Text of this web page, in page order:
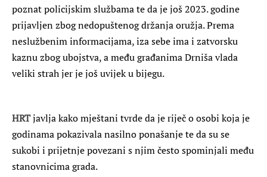
poznat policijskim službama te da je još 2023. godine
prijavljen zbog nedopuštenog držanja oružja. Prema
neslužbenim informacijama, iza sebe ima i zatvorsku
kaznu zbog ubojstva, a među građanima Drniša vlada
veliki strah jer je još uvijek u bijegu.
HRTjavlja kako mještani tvrde da je riječ o osobi koja je
godinama pokazivala nasilno ponašanje te da su se
sukobi i prijetnje povezani s njim često spominjali među
stanovnicima grada.